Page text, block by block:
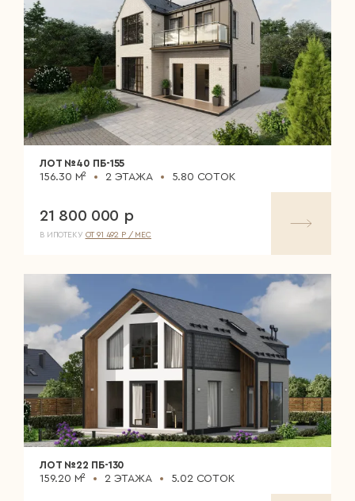
ЛОТ №40 ПБ-155
156.30 М² 2 ЭТАЖА 5.80 СОТОК
21 800 000 р
В ИПОТЕКУ ОТ 91 492 Р / МЕС
ЛОТ №22 ПБ-130
159.20 М² 2 ЭТАЖА 5.02 СОТОК